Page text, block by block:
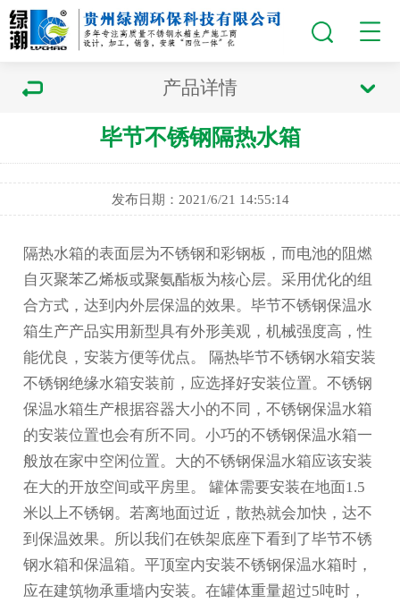
产品详情
毕节不锈钢隔热水箱
发布日期：2021/6/21 14:55:14
隔热水箱的表面层为不锈钢和彩钢板，而电池的阻燃
自灭聚苯乙烯板或聚氨酯板为核心层。采用优化的组
合方式，达到内外层保温的效果。毕节不锈钢保温水
箱生产产品实用新型具有外形美观，机械强度高，性
能优良，安装方便等优点。 隔热毕节不锈钢水箱安装
不锈钢绝缘水箱安装前，应选择好安装位置。不锈钢
保温水箱生产根据容器大小的不同，不锈钢保温水箱
的安装位置也会有所不同。小巧的不锈钢保温水箱一
般放在家中空闲位置。大的不锈钢保温水箱应该安装
在大的开放空间或平房里。 罐体需要安装在地面1.5
米以上不锈钢。若离地面过近，散热就会加快，达不
到保温效果。所以我们在铁架底座下看到了毕节不锈
钢水箱和保温箱。平顶室内安装不锈钢保温水箱时，
应在建筑物承重墙内安装。在罐体重量超过5吨时，